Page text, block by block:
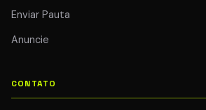
Enviar Pauta
Anuncie
CONTATO